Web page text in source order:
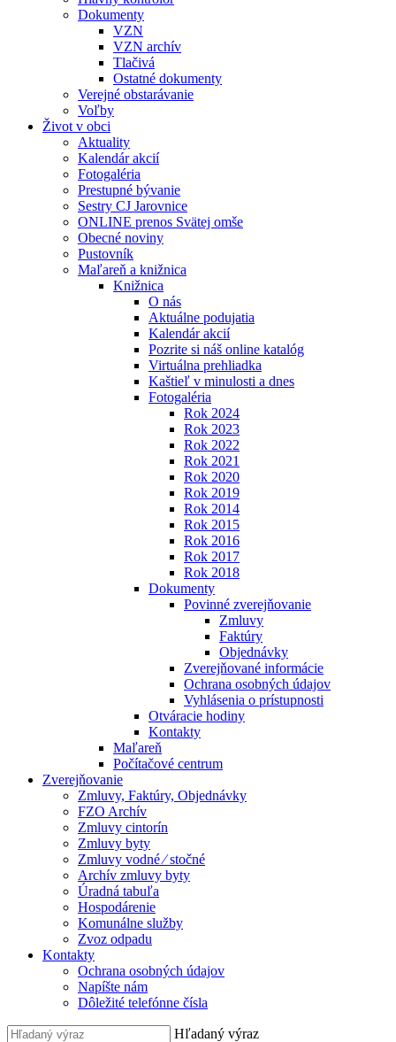
Dokumenty
VZN
VZN archív
Tlačivá
Ostatné dokumenty
Verejné obstarávanie
Voľby
Život v obci
Aktuality
Kalendár akcií
Fotogaléria
Prestupné bývanie
Sestry CJ Jarovnice
ONLINE prenos Svätej omše
Obecné noviny
Pustovník
Maľareň a knižnica
Knižnica
O nás
Aktuálne podujatia
Kalendár akcií
Pozrite si náš online katalóg
Virtuálna prehliadka
Kaštieľ v minulosti a dnes
Fotogaléria
Rok 2024
Rok 2023
Rok 2022
Rok 2021
Rok 2020
Rok 2019
Rok 2014
Rok 2015
Rok 2016
Rok 2017
Rok 2018
Dokumenty
Povinné zverejňovanie
Zmluvy
Faktúry
Objednávky
Zverejňované informácie
Ochrana osobných údajov
Vyhlásenia o prístupnosti
Otváracie hodiny
Kontakty
Maľareň
Počítačové centrum
Zverejňovanie
Zmluvy, Faktúry, Objednávky
FZO Archív
Zmluvy cintorín
Zmluvy byty
Zmluvy vodné ⁄ stočné
Archív zmluvy byty
Úradná tabuľa
Hospodárenie
Komunálne služby
Zvoz odpadu
Kontakty
Ochrana osobných údajov
Napíšte nám
Dôležité telefónne čísla
Hľadaný výraz